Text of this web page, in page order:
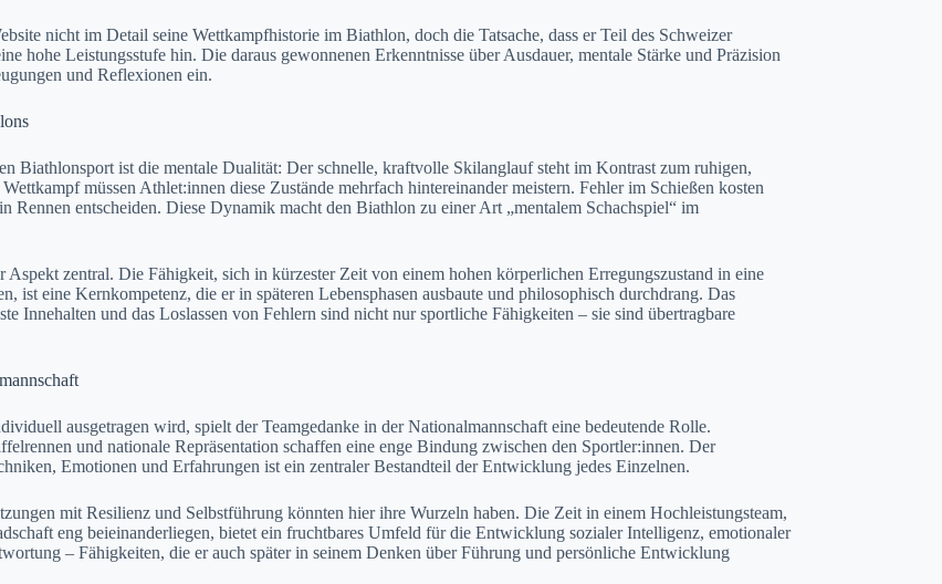
nicht im Detail seine Wettkampfhistorie im Biathlon, doch die Tatsache, dass er Teil des Schweizer
hohe Leistungsstufe hin. Die daraus gewonnenen Erkenntnisse über Ausdauer, mentale Stärke und Präzision
und Reflexionen ein.
Biathlonsport ist die mentale Dualität: Der schnelle, kraftvolle Skilanglauf steht im Kontrast zum ruhigen,
müssen Athlet:innen diese Zustände mehrfach hintereinander meistern. Fehler im Schießen kosten
Rennen entscheiden. Diese Dynamik macht den Biathlon zu einer Art „mentalem Schachspiel“ im
zentral. Die Fähigkeit, sich in kürzester Zeit von einem hohen körperlichen Erregungszustand in eine
ist eine Kernkompetenz, die er in späteren Lebensphasen ausbaute und philosophisch durchdrang. Das
Innehalten und das Loslassen von Fehlern sind nicht nur sportliche Fähigkeiten – sie sind übertragbare
ausgetragen wird, spielt der Teamgedanke in der Nationalmannschaft eine bedeutende Rolle.
und nationale Repräsentation schaffen eine enge Bindung zwischen den Sportler:innen. Der
Emotionen und Erfahrungen ist ein zentraler Bestandteil der Entwicklung jedes Einzelnen.
mit Resilienz und Selbstführung könnten hier ihre Wurzeln haben. Die Zeit in einem Hochleistungsteam,
eng beieinanderliegen, bietet ein fruchtbares Umfeld für die Entwicklung sozialer Intelligenz, emotionaler
– Fähigkeiten, die er auch später in seinem Denken über Führung und persönliche Entwicklung